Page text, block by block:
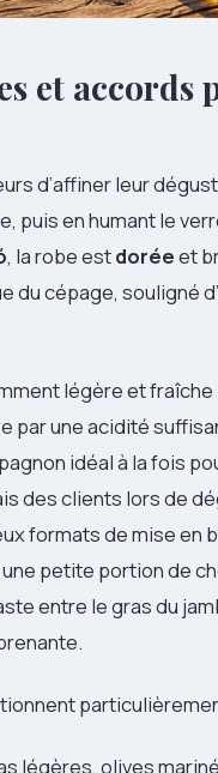
et accords
d’affiner leur
puis en humant le
, la robe estdoréeet
cépage, souligné
légère et
par une acidité
idéal à la fois
des clients lors de
formats de mise en
petite portion de
entre le gras du
légères, olives